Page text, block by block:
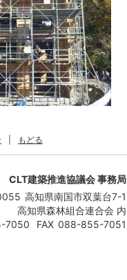
もどる
CLT建築推進協議会 事務局
高知県南国市双葉台7-1
高知県森林組合連合会 内
7050 FAX 088-855-7051